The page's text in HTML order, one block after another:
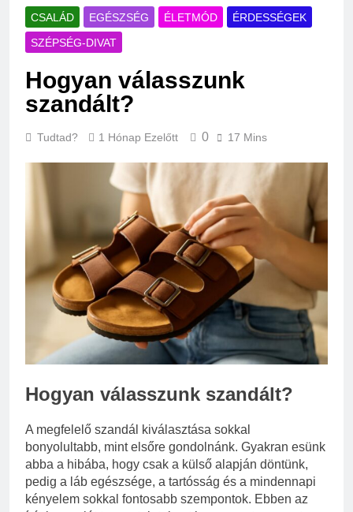
1 Nap Ezelőtt
Mit jelent a magas
Mikor kell tetőt cserélni?
vérnyomás?
Milyen fűtést érdemes
választani?
3 Nap Ezelőtt
Mennyi a táppénz?
3 Nap Ezelőtt
Mi kell az
eredetiségvizsgálathoz?
3 Nap Ezelőtt
CSALÁD EGÉSZSÉG ÉLETMÓD
ÉRDESSÉGEK
SZÉPSÉG-DIVAT
Hogyan válasszunk
szandált?
Tudtad? 1 Hónap Ezelőtt 0 17 Mins
Hogyan válasszunk szandált?
A megfelelő szandál kiválasztása sokkal
bonyolultabb, mint elsőre gondolnánk. Gyakran esünk
abba a hibába, hogy csak a külső alapján döntünk,
pedig a láb egészsége, a tartósság és a mindennapi
kényelem sokkal fontosabb szempontok. Ebben az